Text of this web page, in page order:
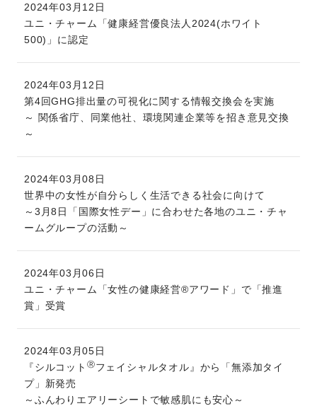
2024年03月12日
ユニ・チャーム「健康経営優良法人2024(ホワイト
500)」に認定
2024年03月12日
第4回GHG排出量の可視化に関する情報交換会を実施
～ 関係省庁、同業他社、環境関連企業等を招き意見交換
～
2024年03月08日
世界中の女性が自分らしく生活できる社会に向けて
～3月8日「国際女性デー」に合わせた各地のユニ・チャ
ームグループの活動～
2024年03月06日
ユニ・チャーム「女性の健康経営®アワード」で「推進
賞」受賞
2024年03月05日
『シルコット Ⓡフェイシャルタオル』から「無添加タイ
プ」新発売
～ふんわりエアリーシートで敏感肌にも安心～